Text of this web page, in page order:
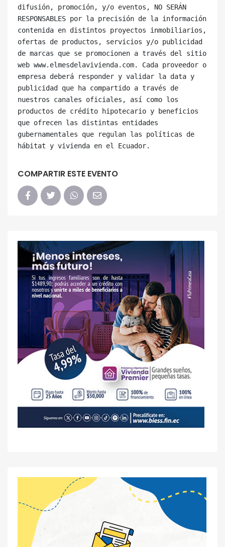
difusión, promoción, y/o eventos, NO SERÁN
RESPONSABLES por la precisión de la información
contenida en distintos proyectos inmobiliarios,
ofertas de productos, servicios y/o publicidad
de marcas que se promocionen a través del sitio
web www.elmesdelavivienda.com. Cada proveedor o
empresa deberá responder y validar la data y
publicidad que ha compartido a través de
nuestros canales oficiales, así como los
productos de crédito hipotecario y beneficios
que ofrecen las distintas entidades
gubernamentales que regulan las políticas de
COMPARTIR ESTE EVENTO